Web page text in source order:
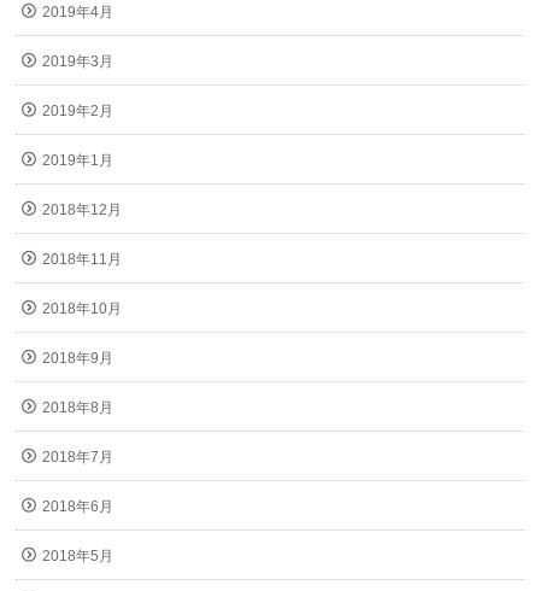
2019年4月
2019年3月
2019年2月
2019年1月
2018年12月
2018年11月
2018年10月
2018年9月
2018年8月
2018年7月
2018年6月
2018年5月